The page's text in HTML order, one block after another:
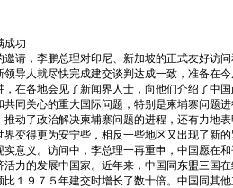
成功
请，李鹏总理对印尼、新加坡的正式友好访
导人就尽快完成建交谈判达成一致，准备在
在各地会见了新闻界人士，向他们介绍了中
同关心的重大国际问题，特别是柬埔寨问题
动了政治解决柬埔寨问题的进程，还有力地
变得更为安宁些，相反一些地区又出现了新
意义。访问中，李总理一再重申，中国愿在
力的发展中国家。近年来，中国同东盟三国
１９７５年建交时增长了数十倍。中国同其